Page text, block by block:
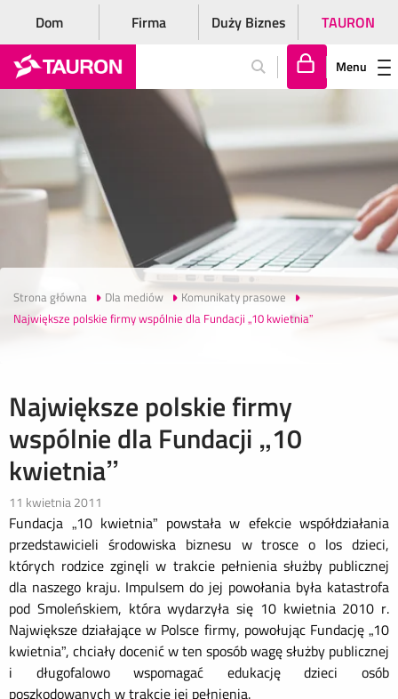
Dom Firma Duży Biznes TAURON
lo
gu
j
si
ę
Menu
Strona główna Dla mediów
Komunikaty prasowe
Największe polskie firmy wspólnie dla Fundacji „10 kwietnia”
Największe polskie firmy
wspólnie dla Fundacji „10
kwietnia”
11 kwietnia 2011
Fundacja „10 kwietnia” powstała w efekcie współdziałania
przedstawicieli środowiska biznesu w trosce o los dzieci,
których rodzice zginęli w trakcie pełnienia służby publicznej
dla naszego kraju. Impulsem do jej powołania była katastrofa
pod Smoleńskiem, która wydarzyła się 10 kwietnia 2010 r.
Największe działające w Polsce firmy, powołując Fundację „10
kwietnia”, chciały docenić w ten sposób wagę służby publicznej
i długofalowo wspomagać edukację dzieci osób
poszkodowanych w trakcie jej pełnienia.